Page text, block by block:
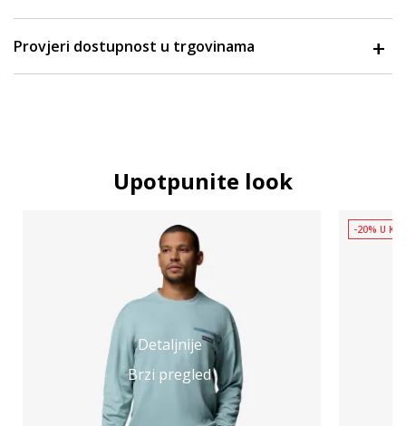
Provjeri dostupnost u trgovinama
Upotpunite look
Detaljnije
Brzi pregled
-20% U